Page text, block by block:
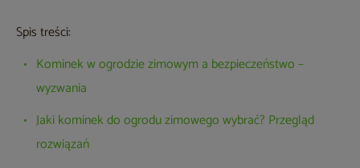
Spis treści:
Kominek w ogrodzie zimowym a bezpieczeństwo –
wyzwania
Jaki kominek do ogrodu zimowego wybrać? Przegląd
rozwiązań